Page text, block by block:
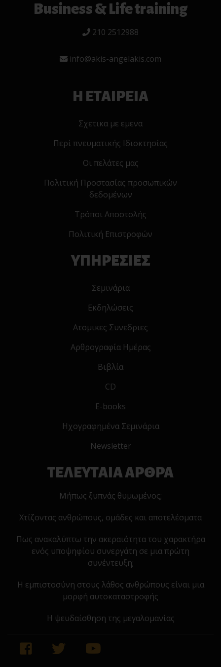
Business & Life training
210 2512988
info@akis-angelakis.com
Η ΕΤΑΙΡΕΙΑ
Σχετικα με εμενα
Περί πνευματικής Ιδιοκτησίας
Οι πελάτες μας
Πολιτική Προστασίας προσωπικών
δεδομένων
Τρόποι Αποστολής
Πολιτική Επιστροφών
ΥΠΗΡΕΣΙΕΣ
Σεμινάρια
Εκδηλώσεις
Ατομικες Συνεδριες
Αρθρογραφία Ημέρας
Βιβλία
CD
E-books
Ηχογραφημένα Σεμινάρια
Newsletter
ΤΕΛΕΥΤΑΙΑ ΑΡΘΡΑ
Μήπως ξυπνάς θυμωμένος;
Χτίζοντας ανθρώπους, ομάδες και αποτελέσματα
Πως ανακαλύπτω την ακεραιότητα του χαρακτήρα
ενός υποψηφίου συνεργάτη σε μια πρώτη
συνέντευξη;
Η εμπιστοσύνη στους λάθος ανθρώπους είναι μια
μορφή αυτοκαταστροφής
Η ψευδαίσθηση της μεγαλομανίας